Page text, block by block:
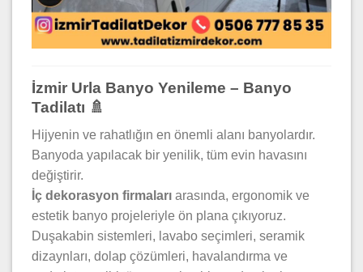
İzmir Urla Banyo Yenileme – Banyo
Tadilatı 🚿
Hijyenin ve rahatlığın en önemli alanı banyolardır.
Banyoda yapılacak bir yenilik, tüm evin havasını
değiştirir.
İç dekorasyon firmaları arasında, ergonomik ve
estetik banyo projeleriyle ön plana çıkıyoruz.
Duşakabin sistemleri, lavabo seçimleri, seramik
dizaynları, dolap çözümleri, havalandırma ve